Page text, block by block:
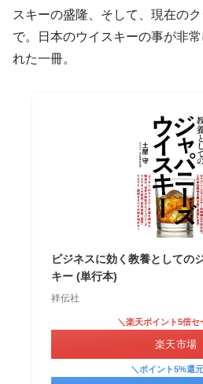
スキーの盛隆、そして、現在の
で。日本のウイスキーの事が非
れた一冊。
ビジネスに効く教養としての
キー (単行本)
祥伝社
＼楽天ポイント5倍セ
楽天市場
＼ポイント5%還